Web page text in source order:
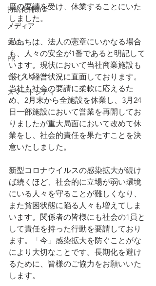
持続化補助金
メディア
SDGs
PR
インタビュー
スマートシティ
度の要請を受け、休業することにいた
しました。
私たちは、法人の憲章にいかなる場合
も、人々の安全が1番であると明記して
います。現状において当社商業施設も
厳しい経営状況に直面しております。
当社も社会の要請に柔軟に応えるた
め、2月末から全施設を休業し、3月24
日一部施設において営業を再開してお
りましたが重大局面において改めて休
業をし、社会的責任を果たすことを決
意いたしました。
新型コロナウイルスの感染拡大が続け
ば続くほど、社会的に立場が弱い環境
にいる人々を守ることが難しくなり、
また貧困状態に陥る人々も増えてしま
います。関係者の皆様にも社会の1員と
して責任を持った行動を要請しており
ます。「今」感染拡大を防ぐことがな
により大切なことです。長期化を避け
るために、皆様のご協力をお願いいた
します。